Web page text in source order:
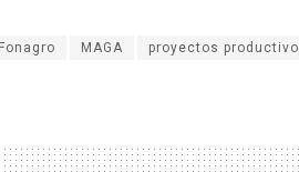
Fonagro MAGA proyectos